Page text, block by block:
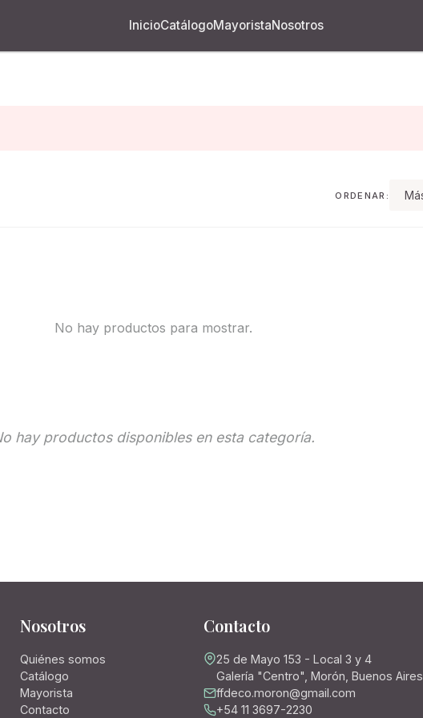
InicioCatálogoMayoristaNosotros
ORDENAR:
No hay productos para mostrar.
hay productos disponibles en esta categoría.
Nosotros
Quiénes somos
Catálogo
Mayorista
Contacto
Contacto
25 de Mayo 153 - Local 3 y 4
Galería "Centro", Morón, Buenos Aires
ffdeco.moron@gmail.com
+54 11 3697-2230